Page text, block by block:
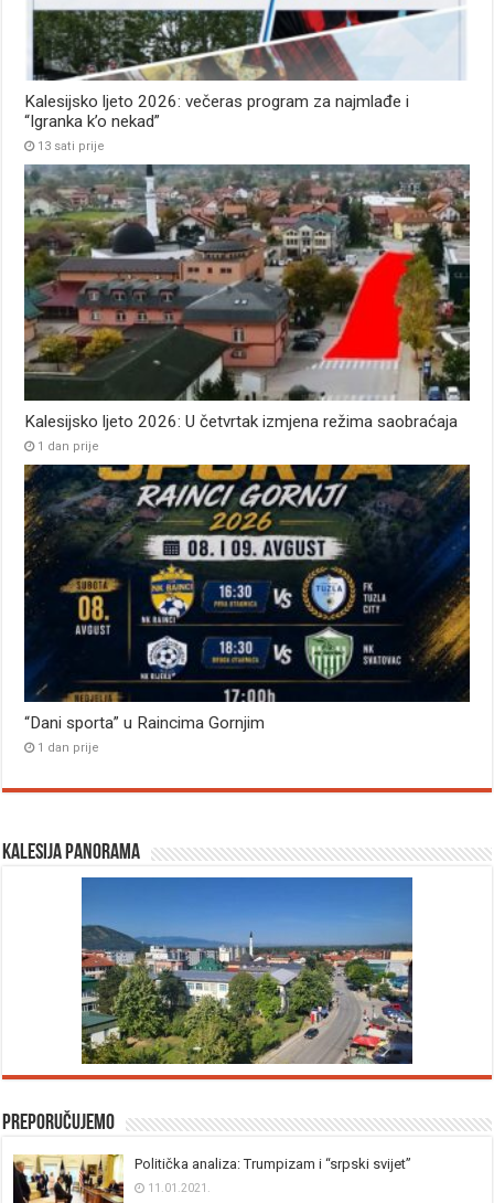
Kalesijsko ljeto 2026: večeras program za najmlađe i
“Igranka k’o nekad”
13 sati prije
Kalesijsko ljeto 2026: U četvrtak izmjena režima saobraćaja
1 dan prije
“Dani sporta” u Raincima Gornjim
1 dan prije
Kalesija panorama
Preporučujemo
Politička analiza: Trumpizam i “srpski svijet”
11.01.2021.